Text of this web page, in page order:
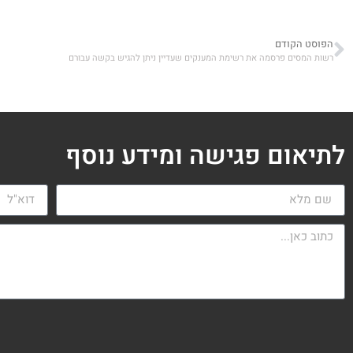
הפוסט הקודם
רשות המסים פרסמה את רשימת המענקים שעדיין ניתן להגיש בקשה עבורם
לתיאום פגישה ומידע נוסף